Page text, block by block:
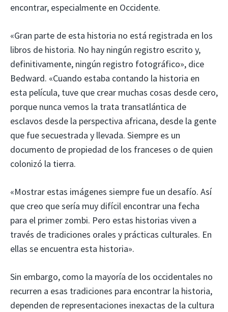
encontrar, especialmente en Occidente.
«Gran parte de esta historia no está registrada en los
libros de historia. No hay ningún registro escrito y,
definitivamente, ningún registro fotográfico», dice
Bedward. «Cuando estaba contando la historia en
esta película, tuve que crear muchas cosas desde cero,
porque nunca vemos la trata transatlántica de
esclavos desde la perspectiva africana, desde la gente
que fue secuestrada y llevada. Siempre es un
documento de propiedad de los franceses o de quien
colonizó la tierra.
«Mostrar estas imágenes siempre fue un desafío. Así
que creo que sería muy difícil encontrar una fecha
para el primer zombi. Pero estas historias viven a
través de tradiciones orales y prácticas culturales. En
ellas se encuentra esta historia».
Sin embargo, como la mayoría de los occidentales no
recurren a esas tradiciones para encontrar la historia,
dependen de representaciones inexactas de la cultura